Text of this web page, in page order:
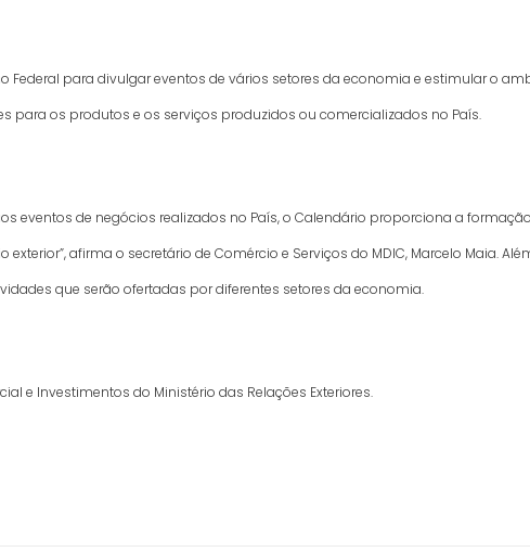
para divulgar eventos de vários setores da economia e estimular o
para os produtos e os serviços produzidos ou comercializados no País.
eventos de negócios realizados no País, o Calendário proporciona a
afirma o secretário de Comércio e Serviços do MDIC, Marcelo Maia.
que serão ofertadas por diferentes setores da economia.
e Investimentos do Ministério das Relações Exteriores.